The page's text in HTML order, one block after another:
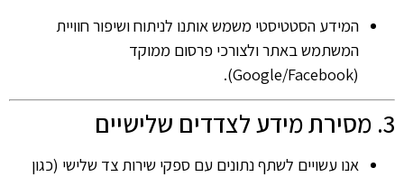
המידע הסטטיסטי משמש אותנו לניתוח ושיפור חוויית
המשתמש באתר ולצורכי פרסום ממוקד
(Google/Facebook).
3. מסירת מידע לצדדים שלישיים
אנו עשויים לשתף נתונים עם ספקי שירות צד שלישי (כגון